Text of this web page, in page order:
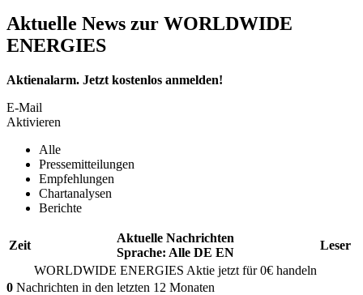
Aktuelle News zur WORLDWIDE
ENERGIES
Aktienalarm. Jetzt kostenlos anmelden!
E-Mail
Aktivieren
Alle
Pressemitteilungen
Empfehlungen
Chartanalysen
Berichte
Zeit
Aktuelle Nachrichten
Sprache: Alle DE EN
Leser
WORLDWIDE ENERGIES Aktie jetzt für 0€ handeln
0 Nachrichten in den letzten 12 Monaten